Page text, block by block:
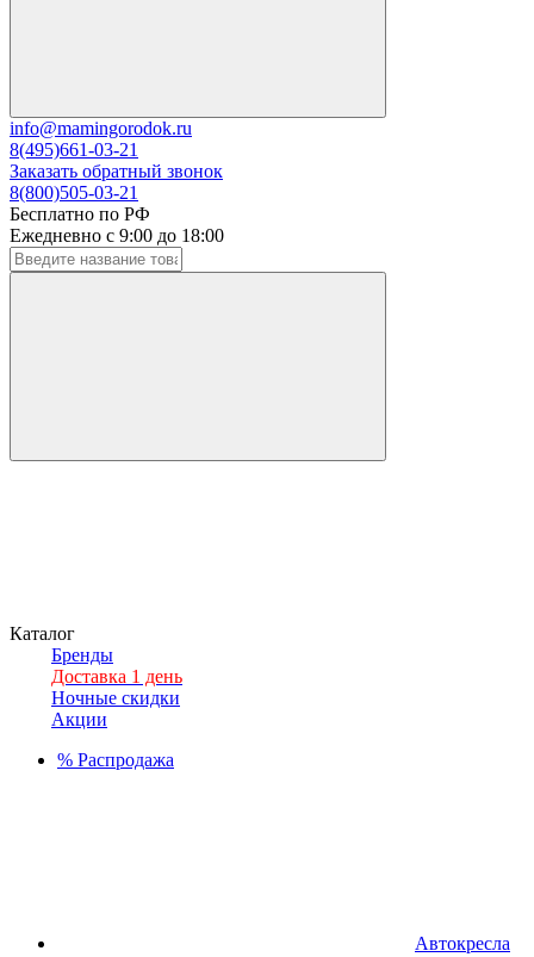
info@mamingorodok.ru
8(495)661-03-21
Заказать обратный звонок
8(800)505-03-21
Бесплатно по РФ
Ежедневно с 9:00 до 18:00
Каталог
Бренды
Доставка 1 день
Ночные скидки
Акции
% Распродажа
Автокресла